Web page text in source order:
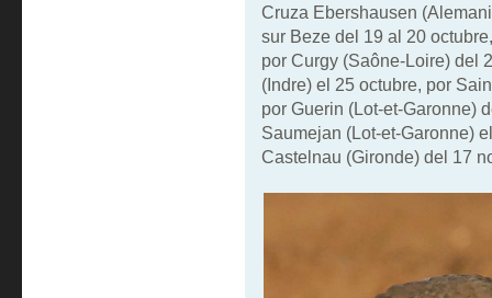
Cruza Ebershausen
sur Beze del 19 al 20
por Curgy (Saône-Loire) del
(Indre) el 25 octubre, por
por Guerin (Lot-et-Garonne)
Saumejan (Lot-et-Garonne)
Castelnau (Gironde) del 17